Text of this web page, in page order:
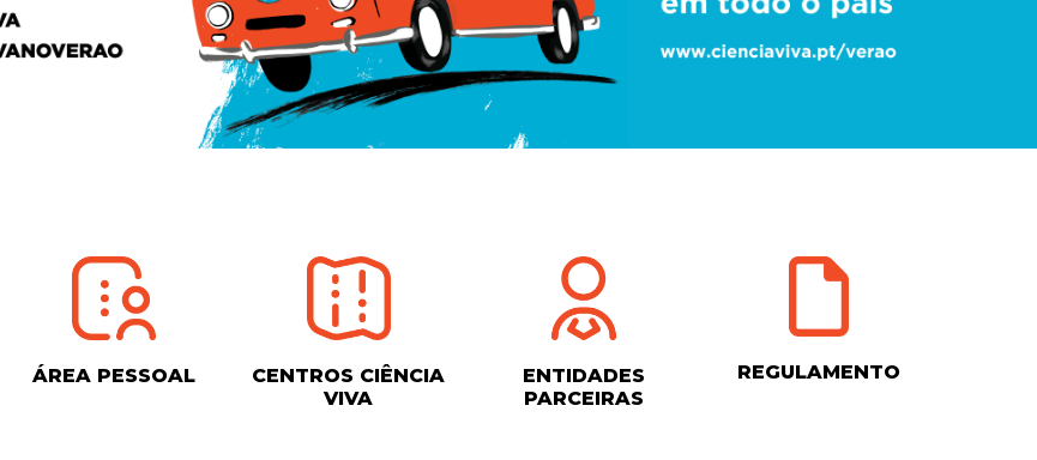
ÁREA PESSOAL
CENTROS CIÊNCIA
VIVA
ENTIDADES
PARCEIRAS
REGULAMENTO